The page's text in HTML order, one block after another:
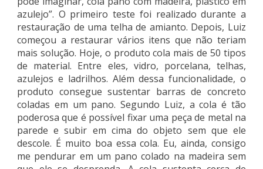
azulejo”. O primeiro teste foi realizado durante a
restauração de uma telha de amianto. Depois, Luiz
começou a restaurar vários itens que não teriam
mais solução. Hoje, o produto cola mais de 50 tipos
de material. Entre eles, vidro, porcelana, telhas,
azulejos e ladrilhos. Além dessa funcionalidade, o
produto consegue sustentar barras de concreto
coladas em um pano. Segundo Luiz, a cola é tão
poderosa que é possível fixar uma peça de metal na
parede e subir em cima do objeto sem que ele
descole. É muito boa essa cola. Eu, ainda, consigo
me pendurar em um pano colado na madeira sem